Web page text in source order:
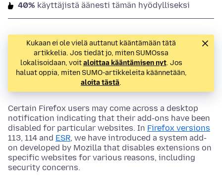
40% käyttäjistä äänesti tämän hyödylliseksi
Kukaan ei ole vielä auttanut kääntämään tätä
artikkelia. Jos tiedät jo, miten SUMOssa
lokalisoidaan, voitaloittaa kääntämisen nyt. Jos
haluat oppia, miten SUMO-artikkeleita käännetään,
aloita tästä.
Certain Firefox users may come across a desktop
notification indicating that their add-ons have been
disabled for particular websites. In Firefox versions
113, 114 and ESR, we have introduced a system add-
on developed by Mozilla that disables extensions on
specific websites for various reasons, including
security concerns.